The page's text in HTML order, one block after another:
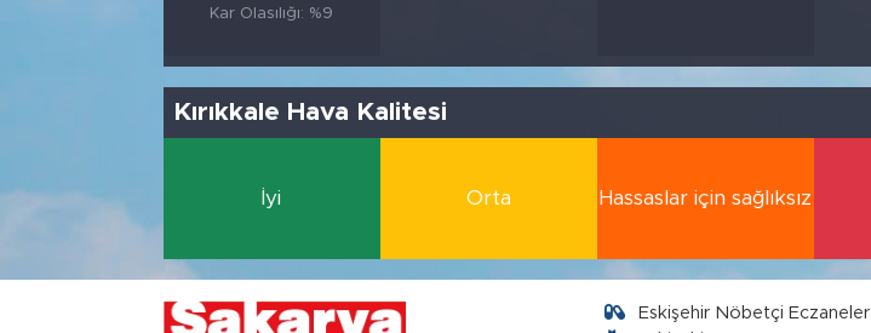
Kar Olasılığı: %9
Kırıkkale Hava Kalitesi
İyi Orta Hassaslar için sağlıksız
Eskişehir Nöbetçi Eczaneler